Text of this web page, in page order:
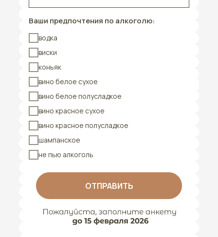
Ваши предпочтения по алкоголю:
водка
виски
коньяк
вино белое сухое
вино белое полусладкое
вино красное сухое
вино красное полусладкое
шампанское
не пью алкоголь
ОТПРАВИТЬ